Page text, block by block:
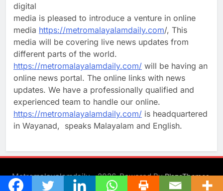
digital
media is pleased to introduce a venture in online
media https://metromalayalamdaily.com/, This
media will be covering live news updates from
different parts of the world.
https://metromalayalamdaily.com/ will be having an
online news portal. The online links with news
updates. We have a professionally qualified and
experienced team to handle our online.
https://metromalayalamdaily.com/ is headquartered
in Wayanad, speaks Malayalam and English.
Metromalayalamdaily - 2026. Powered ByBlazeThemes.